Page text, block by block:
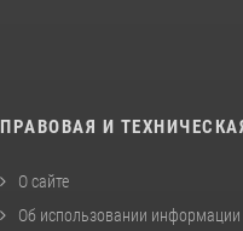
ПРАВОВАЯ И
О сайте
Об использовании информации